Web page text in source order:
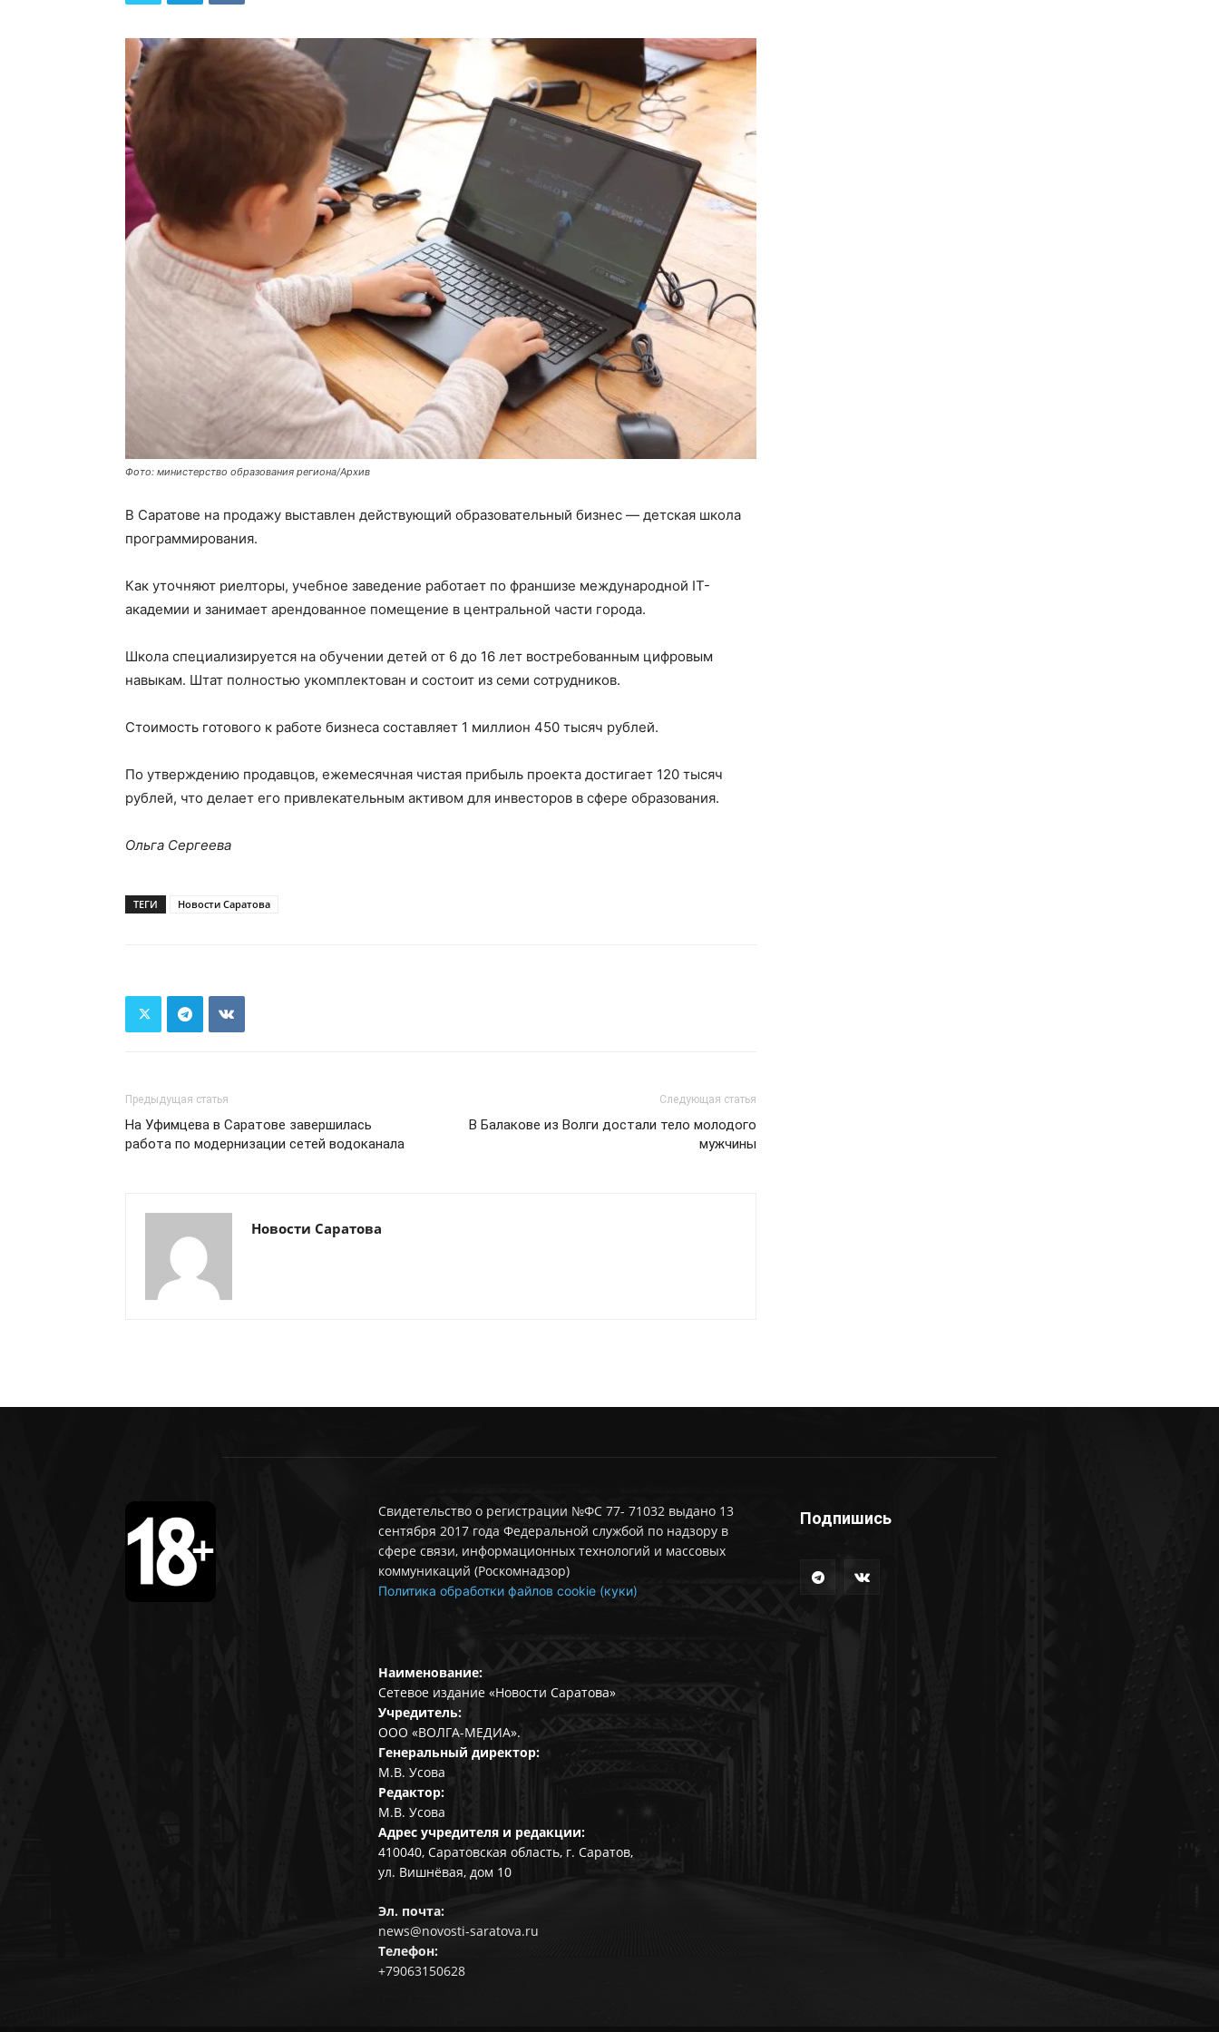
Фото: министерство образования региона/Архив
В Саратове на продажу выставлен действующий образовательный бизнес — детская школа
программирования.
Как уточняют риелторы, учебное заведение работает по франшизе международной IT-
академии и занимает арендованное помещение в центральной части города.
Школа специализируется на обучении детей от 6 до 16 лет востребованным цифровым
навыкам. Штат полностью укомплектован и состоит из семи сотрудников.
Стоимость готового к работе бизнеса составляет 1 миллион 450 тысяч рублей.
По утверждению продавцов, ежемесячная чистая прибыль проекта достигает 120 тысяч
рублей, что делает его привлекательным активом для инвесторов в сфере образования.
Ольга Сергеева
ТЕГИ Новости Саратова
Предыдущая статья
На Уфимцева в Саратове завершилась
работа по модернизации сетей водоканала
Следующая статья
В Балакове из Волги достали тело молодого
мужчины
Новости Саратова
Свидетельство о регистрации №ФС 77- 71032 выдано 13
сентября 2017 года Федеральной службой по надзору в
сфере связи, информационных технологий и массовых
коммуникаций (Роскомнадзор)
Политика обработки файлов cookie (куки)
Наименование:
Сетевое издание «Новости Саратова»
Учредитель:
ООО «ВОЛГА-МЕДИА».
Генеральный директор:
М.В. Усова
Редактор:
М.В. Усова
Адрес учредителя и редакции:
410040, Саратовская область, г. Саратов,
ул. Вишнёвая, дом 10
Эл. почта:
news@novosti-saratova.ru
Телефон:
+79063150628
Подпишись